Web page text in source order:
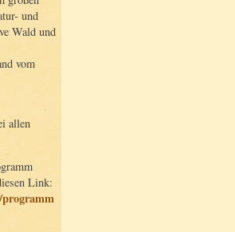
und
Wald und
vom
allen
Link: